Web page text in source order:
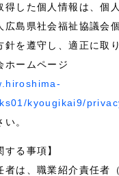
得した個人情報は、個
広島県社会福祉協議会
針を遵守し、適正に取
ホームページ
kyougikai9/
。
する事項】
者は、職業紹介責任者